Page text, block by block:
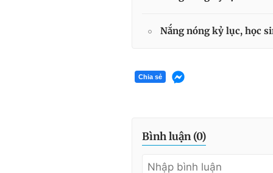
Nắng nóng kỷ lục, học
Chia sẻ
Bình luận (0)